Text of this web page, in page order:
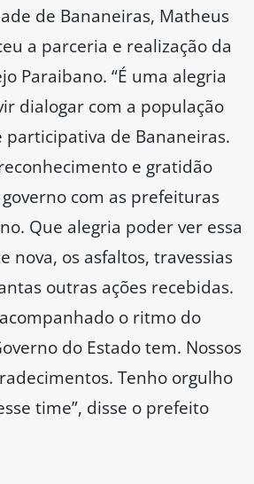
de Bananeiras, Matheus
a parceria e realização da
Paraibano. “É uma alegria
dialogar com a população
participativa de Bananeiras.
e gratidão
com as prefeituras
Que alegria poder ver essa
nova, os asfaltos, travessias
outras ações recebidas.
o ritmo do
do Estado tem. Nossos
Tenho orgulho
time”, disse o prefeito